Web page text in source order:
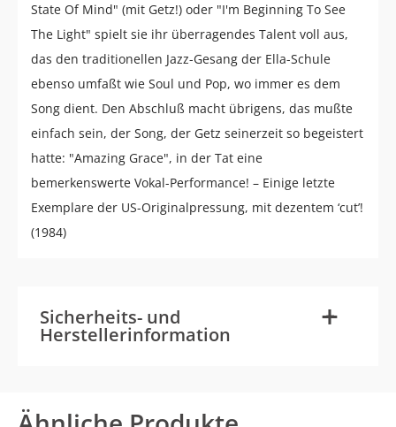
State Of Mind" (mit Getz!) oder "I'm Beginning To See
The Light" spielt sie ihr überragendes Talent voll aus,
das den traditionellen Jazz-Gesang der Ella-Schule
ebenso umfaßt wie Soul und Pop, wo immer es dem
Song dient. Den Abschluß macht übrigens, das mußte
einfach sein, der Song, der Getz seinerzeit so begeistert
hatte: "Amazing Grace", in der Tat eine
bemerkenswerte Vokal-Performance! – Einige letzte
Exemplare der US-Originalpressung, mit dezentem ‘cut’!
(1984)
Sicherheits- und
Herstellerinformation +
-